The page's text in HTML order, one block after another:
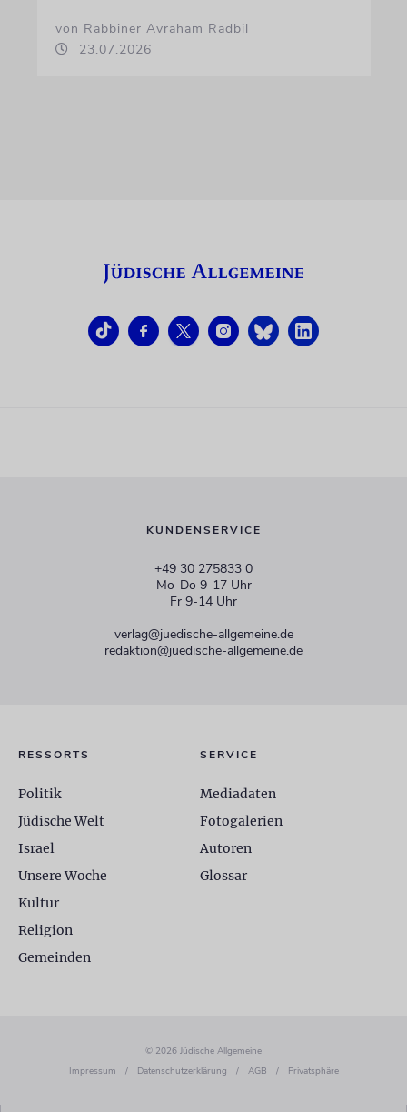
von Rabbiner Avraham Radbil
23.07.2026
KUNDENSERVICE
+49 30 275833 0
Mo-Do 9-17 Uhr
Fr 9-14 Uhr
verlag@juedische-allgemeine.de
redaktion@juedische-allgemeine.de
RESSORTS
Politik
Jüdische Welt
Israel
Unsere Woche
Kultur
Religion
Gemeinden
SERVICE
Mediadaten
Fotogalerien
Autoren
Glossar
© 2026 Jüdische Allgemeine
Impressum
/ Datenschutzerklärung / AGB / Privatsphäre